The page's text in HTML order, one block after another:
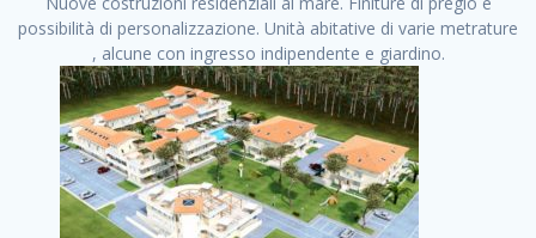
possibilità di personalizzazione. Unità abitative di varie metrature
, alcune con ingresso indipendente e giardino.